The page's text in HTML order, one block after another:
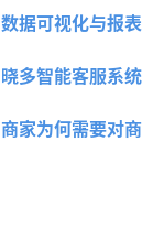
数据可视化与报
晓多智能客服系
商家为何需要对